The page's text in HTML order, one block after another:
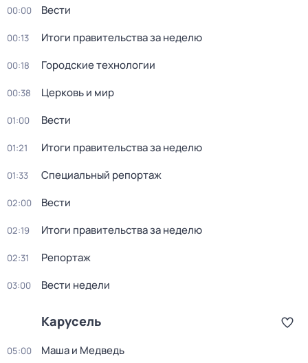
00:00 Вести
00:13 Итоги правительства за неделю
00:18 Городские технологии
00:38 Церковь и мир
01:00 Вести
01:21 Итоги правительства за неделю
01:33 Специальный репортаж
02:00 Вести
02:19 Итоги правительства за неделю
02:31 Репортаж
03:00 Вести недели
Карусель
05:00 Маша и Медведь